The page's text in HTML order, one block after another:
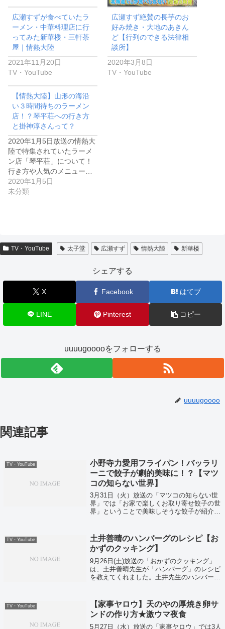
広瀬すずが食べていたラ
ーメン・中華料理店に行
ってみた新華楼・三軒茶
屋｜情熱大陸
2021年11月20日
TV・YouTube
広瀬すず絶賛の長芋のお
好み焼き・大地のあきん
ど【行列のできる法律相
談所】
2020年3月8日
TV・YouTube
【情熱大陸】山形の海沿
い３時間待ちのラーメン
店！？琴平荘への行き方
と掛神淳さんって？
2020年1月5日放送の情熱大
陸で特集されていたラーメ
ン店「琴平荘」について！
行き方や人気のメニュー…
2020年1月5日
未分類
TV・YouTube 太子堂 広瀬すず 情熱大陸 新華楼
シェアする
X Facebook はてブ
LINE Pinterest コピー
uuuugooooをフォローする
uuuugoooo
関連記事
TV・YouTube
小野寺力愛用フライパン！バッラリ
ーニで餃子が劇的美味に！？【マツ
コの知らない世界】
3月31日（火）放送の「マツコの知らない世
界」では「お家で楽しくお取り寄せ餃子の世
界」ということで美味しそうな餃子が紹介さ
TV・YouTube
土井善晴のハンバーグのレシピ【お
かずのクッキング】
9月26日(土)放送の「おかずのクッキング」
は、土井善晴先生が「ハンバーグ」のレシピ
を教えてくれました。土井先生のハンバーグ
TV・YouTube
【家事ヤロウ】天のやの厚焼き卵サ
ンドの作り方★激ウマ夜食
5月27日（水）放送の「家事ヤロウ」では3人